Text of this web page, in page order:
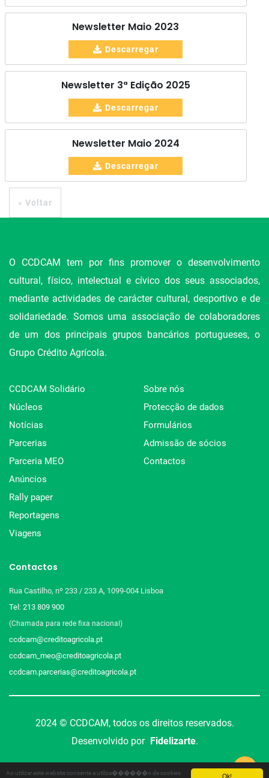
Ok!
Ao utilizar este website consente a utiliza������o de cookies
Newsletter Maio 2023
Descarregar
Newsletter 3ª Edição 2025
Descarregar
Newsletter Maio 2024
Descarregar
« Voltar
O CCDCAM tem por fins promover o desenvolvimento
cultural, físico, intelectual e cívico dos seus associados,
mediante actividades de carácter cultural, desportivo e de
solidariedade. Somos uma associação de colaboradores
de um dos principais grupos bancários portugueses, o
Grupo Crédito Agrícola.
CCDCAM Solidário
Núcleos
Notícias
Parcerias
Parceria MEO
Anúncios
Rally paper
Reportagens
Viagens
Sobre nós
Protecção de dados
Formulários
Admissão de sócios
Contactos
Contactos
Rua Castilho, nº 233 / 233 A, 1099-004 Lisboa
Tel: 213 809 900
(Chamada para rede fixa nacional)
ccdcam@creditoagricola.pt
ccdcam_meo@creditoagricola.pt
ccdcam.parcerias@creditoagricola.pt
2024 © CCDCAM, todos os direitos reservados.
Desenvolvido por Fidelizarte.